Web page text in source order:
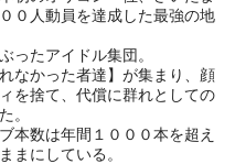
０人動員を達成した最強の地
ったアイドル集団。
なかった者達】が集まり、顔
を捨て、代償に群れとしての
。
本数は年間１０００本を超え
まにしている。